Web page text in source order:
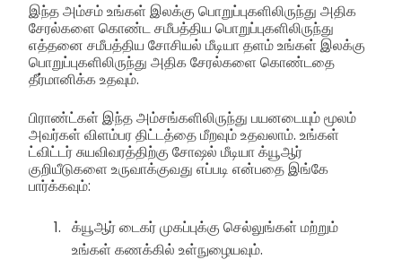
இந்த அம்சம் உங்கள் இலக்கு பொறுப்புகளிலிருந்து அதிக
சேரல்களை கொண்ட சமீபத்திய பொறுப்புகளிலிருந்து
எத்தனை சமீபத்திய சோசியல் மீடியா தளம் உங்கள் இலக்கு
பொறுப்புகளிலிருந்து அதிக சேரல்களை கொண்டதை
தீர்மானிக்க உதவும்.
பிராண்ட்கள் இந்த அம்சங்களிலிருந்து பயனடையும் மூலம்
அவர்கள் விளம்பர திட்டத்தை மீறவும் உதவலாம். உங்கள்
ட்விட்டர் சுயவிவரத்திற்கு சோஷல் மீடியா க்யூஆர்
குறியீடுகளை உருவாக்குவது எப்படி என்பதை இங்கே
பார்க்கவும்:
க்யூஆர் டைகர் முகப்புக்கு செல்லுங்கள் மற்றும்
உங்கள் கணக்கில் உள்நுழையவும்.